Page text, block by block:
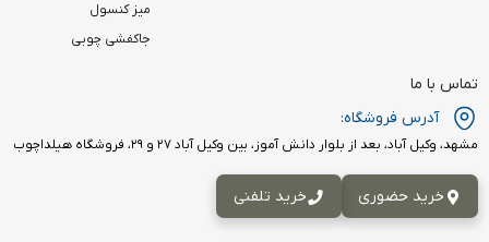
میز کنسول
جاکفشی چوبی
تماس با ما
آدرس فروشگاه:
مشهد، وکیل آباد، بعد از بلوار دانش آموز، بین وکیل آباد ۲۷ و ۲۹، فروشگاه هیلداچوب
خرید حضوری خرید تلفنی